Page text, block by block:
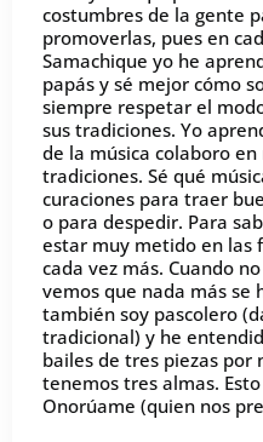
costumbres de la gente
promoverlas, pues en
Samachique yo he
papás y sé mejor cómo
siempre respetar el
sus tradiciones. Yo
de la música colaboro
tradiciones. Sé qué
curaciones para traer
o para despedir. Para
estar muy metido en las
cada vez más. Cuando
vemos que nada más se
también soy pascolero
tradicional) y he
bailes de tres piezas por
tenemos tres almas.
Onorúame (quien nos